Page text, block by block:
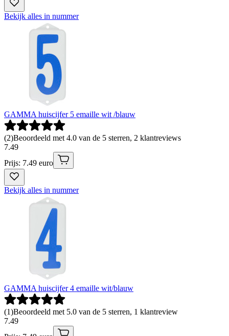
Bekijk alles in nummer
GAMMA huiscijfer 5 emaille wit /blauw
(2)Beoordeeld met 4.0 van de 5 sterren, 2 klantreviews
7.49
Prijs: 7.49 euro
Bekijk alles in nummer
GAMMA huiscijfer 4 emaille wit/blauw
(1)Beoordeeld met 5.0 van de 5 sterren, 1 klantreview
7.49